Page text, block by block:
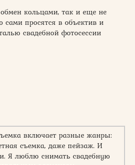
кольцами, так и еще не
сами просятся в объектив и
свадебной фотосессии
включает разные жанры:
съемка, даже пейзаж. И
Я люблю снимать свадебную